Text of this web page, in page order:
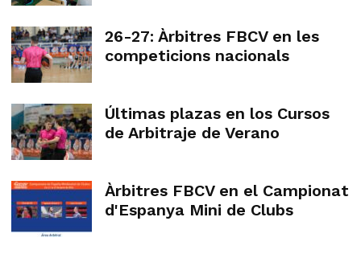
26-27: Àrbitres FBCV en les
competicions nacionals
Últimas plazas en los Cursos
de Arbitraje de Verano
Àrbitres FBCV en el Campionat
d'Espanya Mini de Clubs